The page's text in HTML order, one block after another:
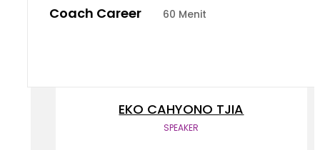
Coach Career 60 Menit
EKO CAHYONO TJIA
SPEAKER